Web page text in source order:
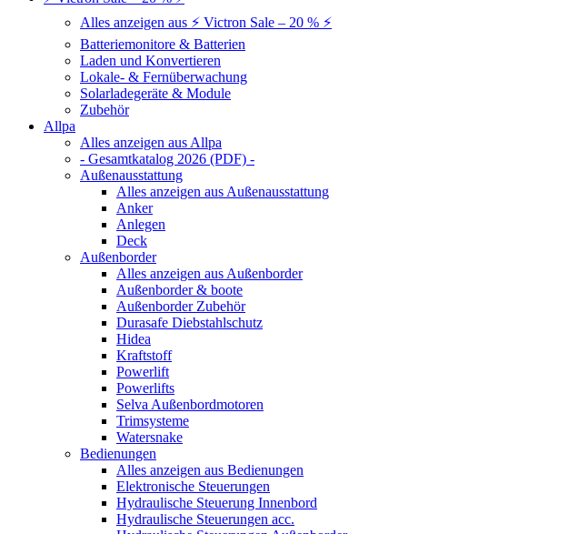
Alles anzeigen aus ⚡ Victron Sale – 20 % ⚡
Batteriemonitore & Batterien
Laden und Konvertieren
Lokale- & Fernüberwachung
Solarladegeräte & Module
Zubehör
Allpa
Alles anzeigen aus Allpa
- Gesamtkatalog 2026 (PDF) -
Außenausstattung
Alles anzeigen aus Außenausstattung
Anker
Anlegen
Deck
Außenborder
Alles anzeigen aus Außenborder
Außenborder & boote
Außenborder Zubehör
Durasafe Diebstahlschutz
Hidea
Kraftstoff
Powerlift
Powerlifts
Selva Außenbordmotoren
Trimsysteme
Watersnake
Bedienungen
Alles anzeigen aus Bedienungen
Elektronische Steuerungen
Hydraulische Steuerung Innenbord
Hydraulische Steuerungen acc.